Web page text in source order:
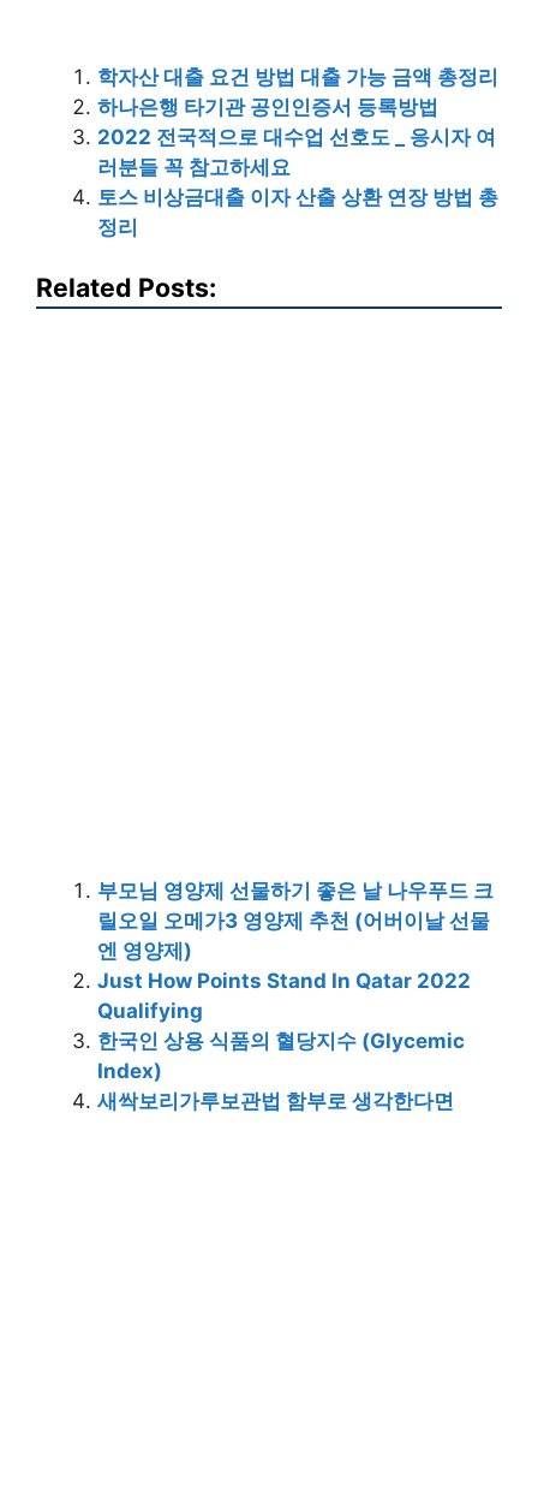
학자산 대출 요건 방법 대출 가능 금액 총정리
하나은행 타기관 공인인증서 등록방법
2022 전국적으로 대수업 선호도 _ 응시자 여
러분들 꼭 참고하세요
토스 비상금대출 이자 산출 상환 연장 방법 총
정리
Related Posts:
부모님 영양제 선물하기 좋은 날 나우푸드 크
릴오일 오메가3 영양제 추천 (어버이날 선물
엔 영양제)
Just How Points Stand In Qatar 2022
Qualifying
한국인 상용 식품의 혈당지수 (Glycemic
Index)
새싹보리가루보관법 함부로 생각한다면